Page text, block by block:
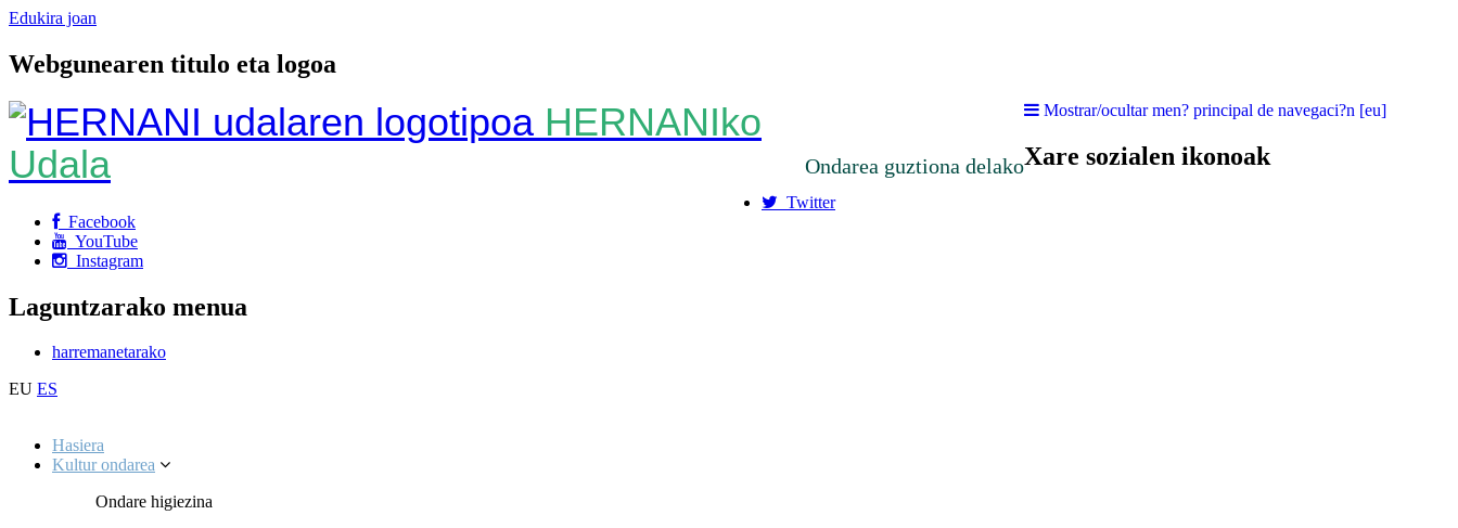
Edukira joan
Webgunearen titulo eta logoa
HERNANIko
Udala
Ondarea guztiona delako
Mostrar/ocultar men? principal de navegaci?n [eu]
Xare sozialen ikonoak
Twitter
Facebook
YouTube
Instagram
Laguntzarako menua
harremanetarako
EU ES
Hasiera
Kultur ondarea
Ondare higiezina